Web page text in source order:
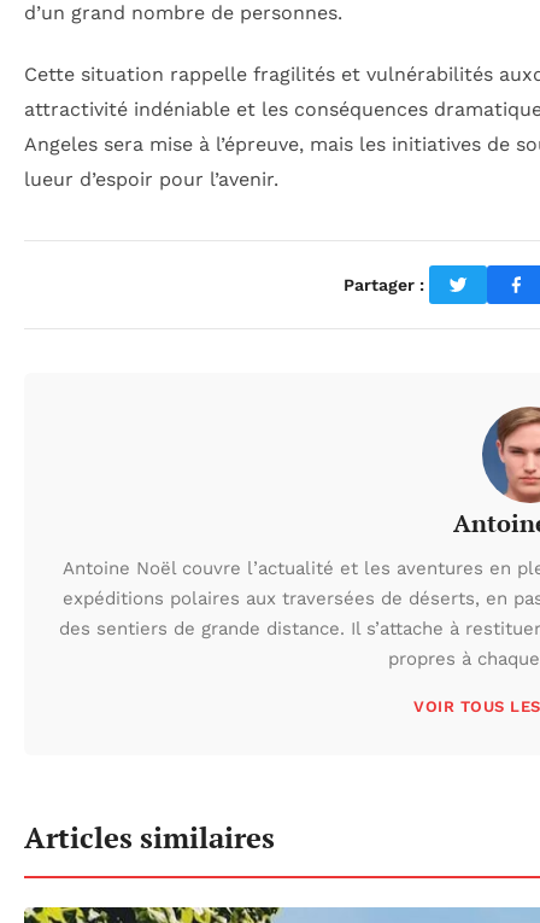
d’un grand nombre de personnes.
Cette situation rappelle fragilités et vulnérabilités
attractivité indéniable et les conséquences
Angeles sera mise à l’épreuve, mais les initiatives
lueur d’espoir pour l’avenir.
Partager :
Antoine Noël couvre l’actualité et les aventures en
expéditions polaires aux traversées de déserts, en
des sentiers de grande distance. Il s’attache à
propres à
VOIR TOUS
Articles similaires